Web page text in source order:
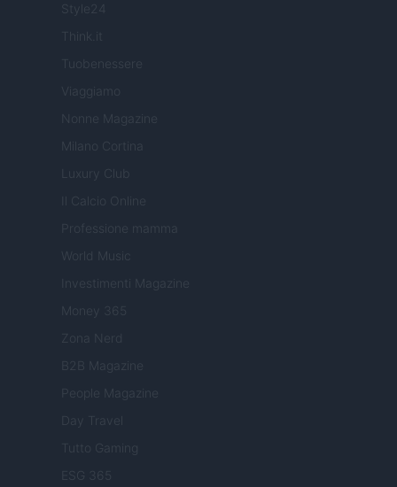
Style24
Tuobenessere
Viaggiamo
Nonne Magazine
Milano Cortina
Luxury Club
Il Calcio Online
Professione mamma
World Music
Investimenti Magazine
Money 365
Zona Nerd
B2B Magazine
People Magazine
Day Travel
Tutto Gaming
ESG 365